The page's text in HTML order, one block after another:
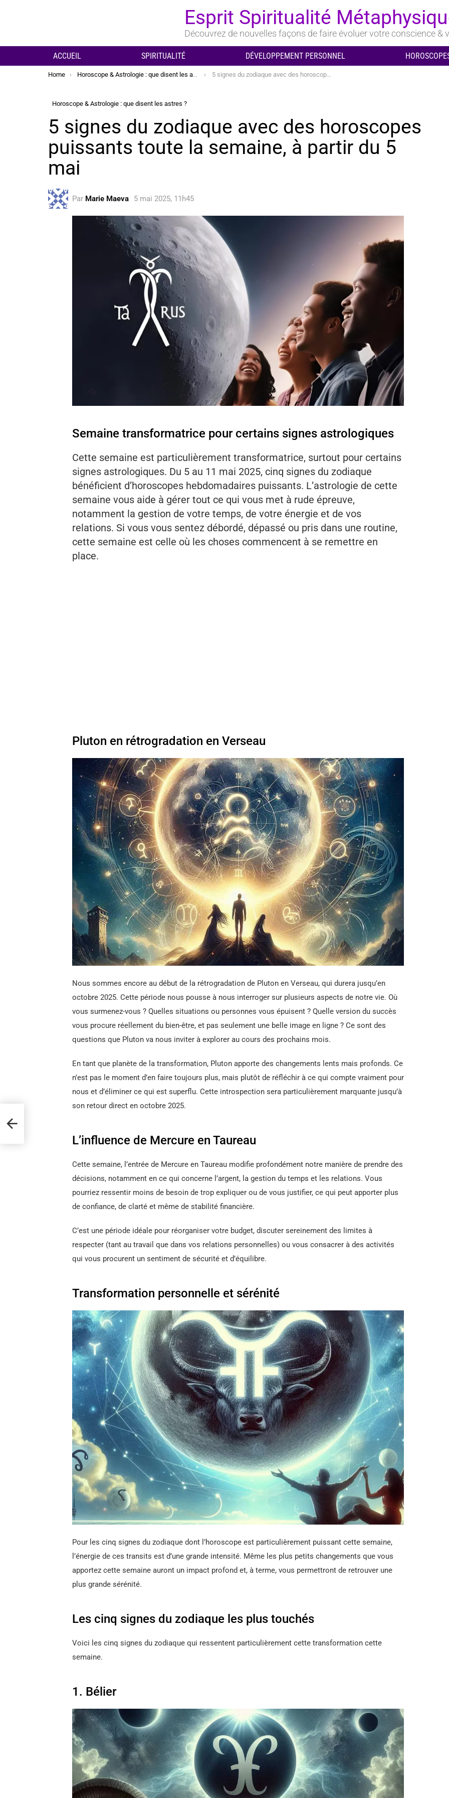
Esprit Spiritualité
Découvrez de nouvelles façons de faire évoluer votre conscience &
ACCUEIL SPIRITUALITÉ DÉVELOPPEMENT PERSONNEL
You are here:
Home Horoscope & Astrologie : que disent les astres ? 5 signes du zodiaque avec des horoscopes puissants toute la semaine, à partir du 5 mai
Horoscope & Astrologie : que disent les astres ?
5 signes du zodiaque avec des horoscopes
puissants toute la semaine, à partir du 5
mai
Par Marie Maeva 5 mai 2025, 11h45
Semaine transformatrice pour certains signes astrologiques
Cette semaine est particulièrement transformatrice, surtout pour certains
signes astrologiques. Du 5 au 11 mai 2025, cinq signes du zodiaque
bénéficient d’horoscopes hebdomadaires puissants. L’astrologie de cette
semaine vous aide à gérer tout ce qui vous met à rude épreuve,
notamment la gestion de votre temps, de votre énergie et de vos
relations. Si vous vous sentez débordé, dépassé ou pris dans une routine,
cette semaine est celle où les choses commencent à se remettre en
place.
Pluton en rétrogradation en Verseau
Nous sommes encore au début de la rétrogradation de Pluton en Verseau, qui durera jusqu’en
octobre 2025. Cette période nous pousse à nous interroger sur plusieurs aspects de notre vie. Où
vous surmenez-vous ? Quelles situations ou personnes vous épuisent ? Quelle version du succès
vous procure réellement du bien-être, et pas seulement une belle image en ligne ? Ce sont des
questions que Pluton va nous inviter à explorer au cours des prochains mois.
En tant que planète de la transformation, Pluton apporte des changements lents mais profonds. Ce
n’est pas le moment d’en faire toujours plus, mais plutôt de réfléchir à ce qui compte vraiment pour
nous et d’éliminer ce qui est superflu. Cette introspection sera particulièrement marquante jusqu’à
son retour direct en octobre 2025.
L’influence de Mercure en Taureau
Cette semaine, l’entrée de Mercure en Taureau modifie profondément notre manière de prendre des
décisions, notamment en ce qui concerne l’argent, la gestion du temps et les relations. Vous
pourriez ressentir moins de besoin de trop expliquer ou de vous justifier, ce qui peut apporter plus
de confiance, de clarté et même de stabilité financière.
C’est une période idéale pour réorganiser votre budget, discuter sereinement des limites à
respecter (tant au travail que dans vos relations personnelles) ou vous consacrer à des activités
qui vous procurent un sentiment de sécurité et d’équilibre.
Transformation personnelle et sérénité
Pour les cinq signes du zodiaque dont l’horoscope est particulièrement puissant cette semaine,
l’énergie de ces transits est d’une grande intensité. Même les plus petits changements que vous
apportez cette semaine auront un impact profond et, à terme, vous permettront de retrouver une
plus grande sérénité.
Les cinq signes du zodiaque les plus touchés
Voici les cinq signes du zodiaque qui ressentent particulièrement cette transformation cette
semaine.
1. Bélier